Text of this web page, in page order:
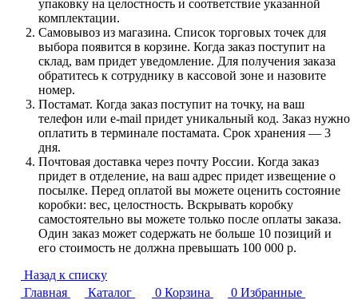
упаковку на целостность и соответствие указанной
комплектации.
Самовывоз из магазина. Список торговых точек для
выбора появится в корзине. Когда заказ поступит на
склад, вам придет уведомление. Для получения заказа
обратитесь к сотруднику в кассовой зоне и назовите
номер.
Постамат. Когда заказ поступит на точку, на ваш
телефон или e-mail придет уникальный код. Заказ нужно
оплатить в терминале постамата. Срок хранения — 3
дня.
Почтовая доставка через почту России. Когда заказ
придет в отделение, на ваш адрес придет извещение о
посылке. Перед оплатой вы можете оценить состояние
коробки: вес, целостность. Вскрывать коробку
самостоятельно вы можете только после оплаты заказа.
Один заказ может содержать не больше 10 позиций и
его стоимость не должна превышать 100 000 р.
Назад к списку
Главная
Каталог 0 Корзина 0 Избранные